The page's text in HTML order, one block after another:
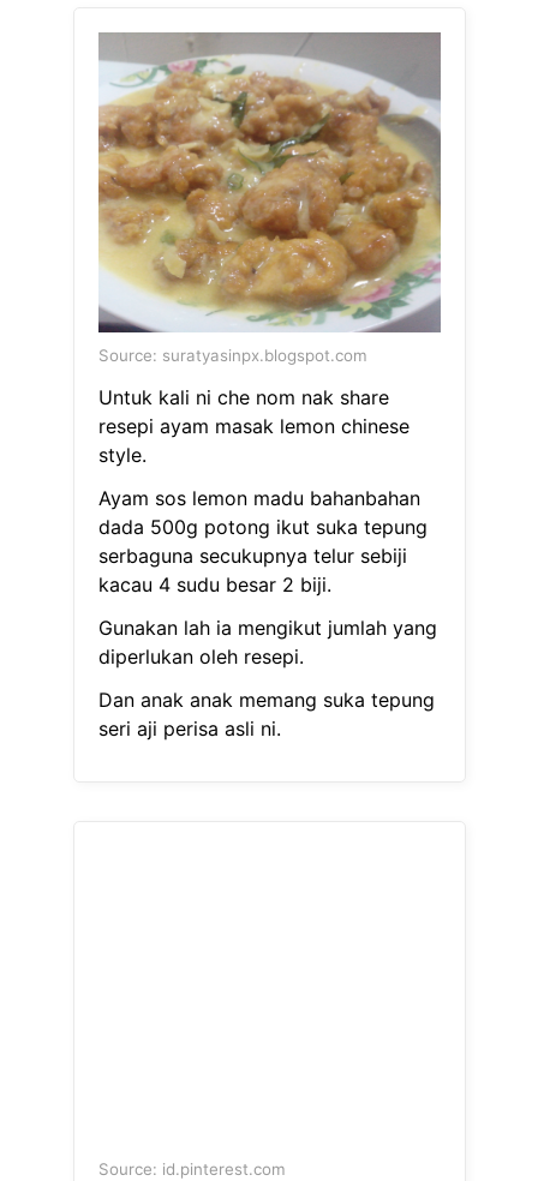
Source: suratyasinpx.blogspot.com
Untuk kali ni che nom nak share
resepi ayam masak lemon chinese
style.
Ayam sos lemon madu bahanbahan
dada 500g potong ikut suka tepung
serbaguna secukupnya telur sebiji
kacau 4 sudu besar 2 biji.
Gunakan lah ia mengikut jumlah yang
diperlukan oleh resepi.
Dan anak anak memang suka tepung
seri aji perisa asli ni.
Source: id.pinterest.com